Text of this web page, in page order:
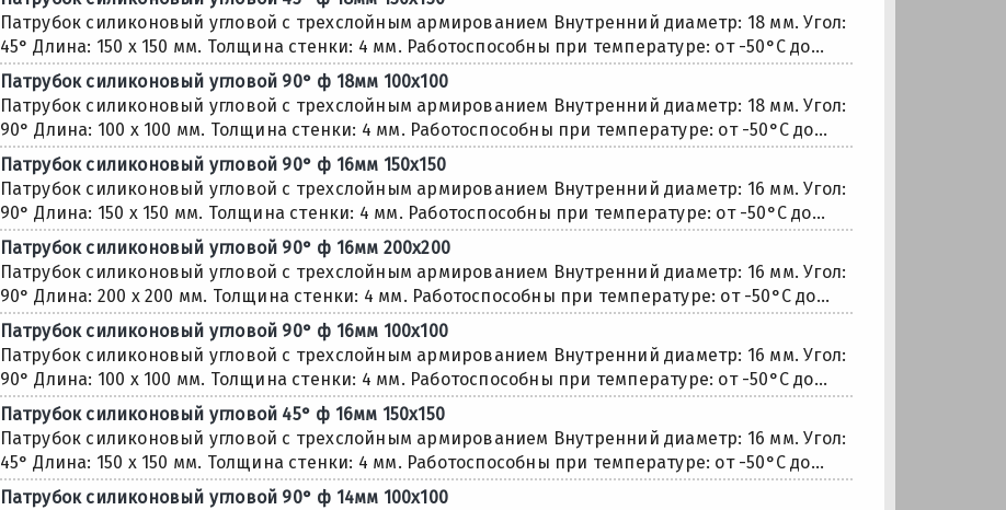
Патрубок силиконовый угловой с трехслойным армированием Внутренний диаметр: 18 мм. Угол:
45° Длина: 150 х 150 мм. Толщина стенки: 4 мм. Работоспособны при температуре: от -50°С до...
Патрубок силиконовый угловой 90° ф 18мм 100х100
Патрубок силиконовый угловой с трехслойным армированием Внутренний диаметр: 18 мм. Угол:
90° Длина: 100 х 100 мм. Толщина стенки: 4 мм. Работоспособны при температуре: от -50°С до...
Патрубок силиконовый угловой 90° ф 16мм 150х150
Патрубок силиконовый угловой с трехслойным армированием Внутренний диаметр: 16 мм. Угол:
90° Длина: 150 х 150 мм. Толщина стенки: 4 мм. Работоспособны при температуре: от -50°С до...
Патрубок силиконовый угловой 90° ф 16мм 200х200
Патрубок силиконовый угловой с трехслойным армированием Внутренний диаметр: 16 мм. Угол:
90° Длина: 200 х 200 мм. Толщина стенки: 4 мм. Работоспособны при температуре: от -50°С до...
Патрубок силиконовый угловой 90° ф 16мм 100х100
Патрубок силиконовый угловой с трехслойным армированием Внутренний диаметр: 16 мм. Угол:
90° Длина: 100 х 100 мм. Толщина стенки: 4 мм. Работоспособны при температуре: от -50°С до...
Патрубок силиконовый угловой 45° ф 16мм 150х150
Патрубок силиконовый угловой с трехслойным армированием Внутренний диаметр: 16 мм. Угол:
45° Длина: 150 х 150 мм. Толщина стенки: 4 мм. Работоспособны при температуре: от -50°С до...
Патрубок силиконовый угловой 90° ф 14мм 100х100